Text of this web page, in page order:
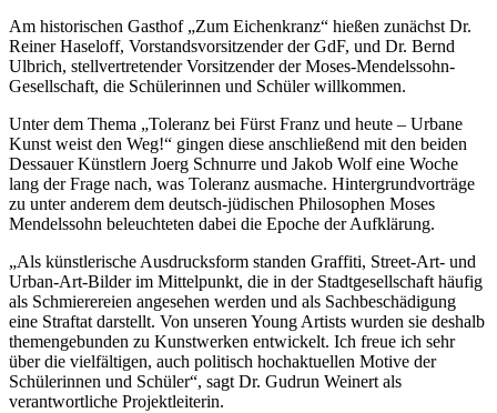
Am historischen Gasthof „Zum Eichenkranz“ hießen zunächst Dr.
Reiner Haseloff, Vorstandsvorsitzender der GdF, und Dr. Bernd
Ulbrich, stellvertretender Vorsitzender der Moses-Mendelssohn-
Gesellschaft, die Schülerinnen und Schüler willkommen.
Unter dem Thema „Toleranz bei Fürst Franz und heute – Urbane
Kunst weist den Weg!“ gingen diese anschließend mit den beiden
Dessauer Künstlern Joerg Schnurre und Jakob Wolf eine Woche
lang der Frage nach, was Toleranz ausmache. Hintergrundvorträge
zu unter anderem dem deutsch-jüdischen Philosophen Moses
Mendelssohn beleuchteten dabei die Epoche der Aufklärung.
„Als künstlerische Ausdrucksform standen Graffiti, Street-Art- und
Urban-Art-Bilder im Mittelpunkt, die in der Stadtgesellschaft häufig
als Schmierereien angesehen werden und als Sachbeschädigung
eine Straftat darstellt. Von unseren Young Artists wurden sie deshalb
themengebunden zu Kunstwerken entwickelt. Ich freue ich sehr
über die vielfältigen, auch politisch hochaktuellen Motive der
Schülerinnen und Schüler“, sagt Dr. Gudrun Weinert als
verantwortliche Projektleiterin.